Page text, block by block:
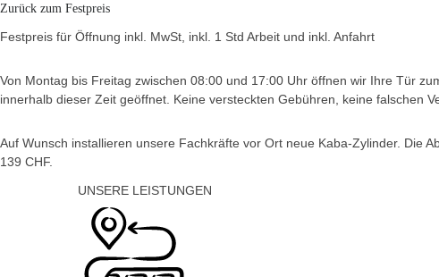
Zurück zum Festpreis
Festpreis für Öffnung inkl. MwSt, inkl. 1 Std Arbeit und inkl. Anfahrt
Von Montag bis Freitag zwischen 08:00 und 17:00 Uhr öffnen wir Ihre Tür
innerhalb dieser Zeit geöffnet. Keine versteckten Gebühren, keine falschen
Auf Wunsch installieren unsere Fachkräfte vor Ort neue Kaba-Zylinder. Die
139 CHF.
UNSERE LEISTUNGEN